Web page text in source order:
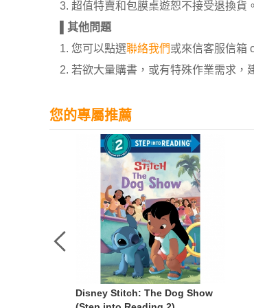
3. 超值特賣和包膜桌遊恕不接受退換貨。
其他問題
1. 您可以點選聯絡我們或來信客服信箱
2. 若欲大量購書，或有特殊作業需求，
您的專屬推薦
Disney Stitch: The Dog Show